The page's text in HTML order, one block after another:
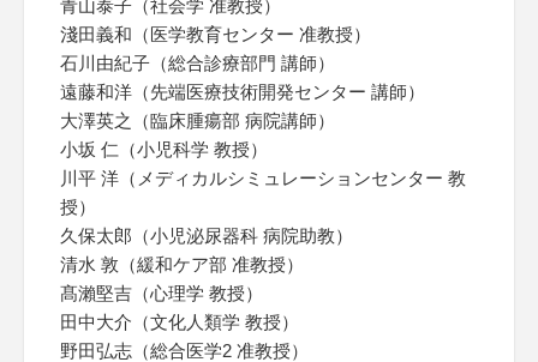
青山泰子（社会学 准教授）
淺田義和（医学教育センター 准教授）
石川由紀子（総合診療部門 講師）
遠藤和洋（先端医療技術開発センター 講師）
大澤英之（臨床腫瘍部 病院講師）
小坂 仁（小児科学 教授）
川平 洋（メディカルシミュレーションセンター 教
授）
久保太郎（小児泌尿器科 病院助教）
清水 敦（緩和ケア部 准教授）
髙瀨堅吉（心理学 教授）
田中大介（文化人類学 教授）
野田弘志（総合医学2 准教授）